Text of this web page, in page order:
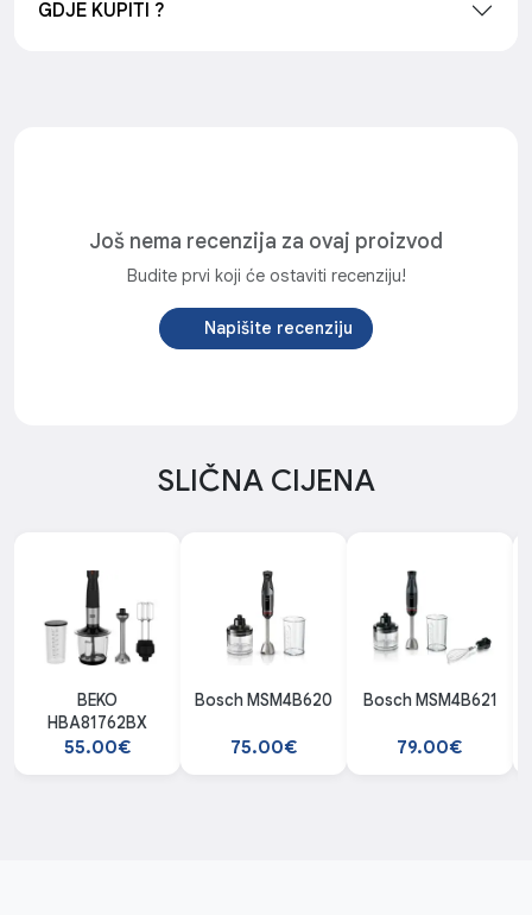
GDJE KUPITI ?
Još nema recenzija za ovaj proizvod
Budite prvi koji će ostaviti recenziju!
Napišite recenziju
SLIČNA CIJENA
BEKO
HBA81762BX
55.00€
Bosch MSM4B620
75.00€
Bosch MSM4B621
79.00€